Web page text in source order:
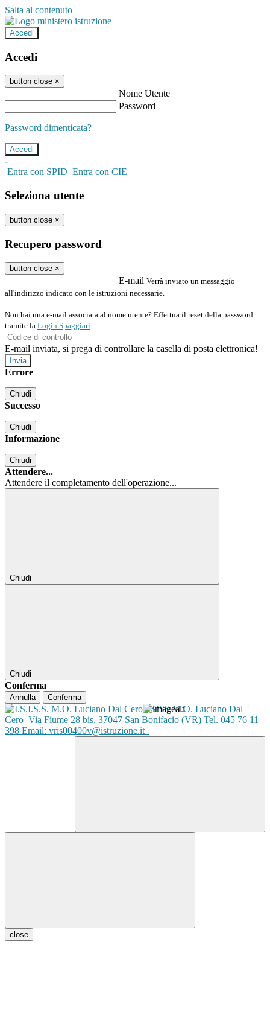
Salta al contenuto
Accedi
Accedi
button close ×
Nome Utente
Password
Password dimenticata?
-
Entra con SPID Entra con CIE
Seleziona utente
button close ×
Recupero password
button close ×
E-mail Verrà inviato un messaggio
all'indirizzo indicato con le istruzioni necessarie.
Non hai una e-mail associata al nome utente? Effettua il reset della password
tramite la Login Spaggiari
E-mail inviata, si prega di controllare la casella di posta elettronica!
Errore
Chiudi
Successo
Chiudi
Informazione
Chiudi
Attendere...
Attendere il completamento dell'operazione...
Chiudi
Chiudi
Conferma
Annulla Conferma
ISISS M.O. Luciano Dal
Cero Via Fiume 28 bis, 37047 San Bonifacio (VR) Tel. 045 76 11
398 Email: vris00400v@istruzione.it
close